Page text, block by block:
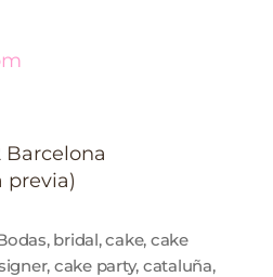
Barcelona
previa)
, bridal,cake, cake
, cake party, cataluña,